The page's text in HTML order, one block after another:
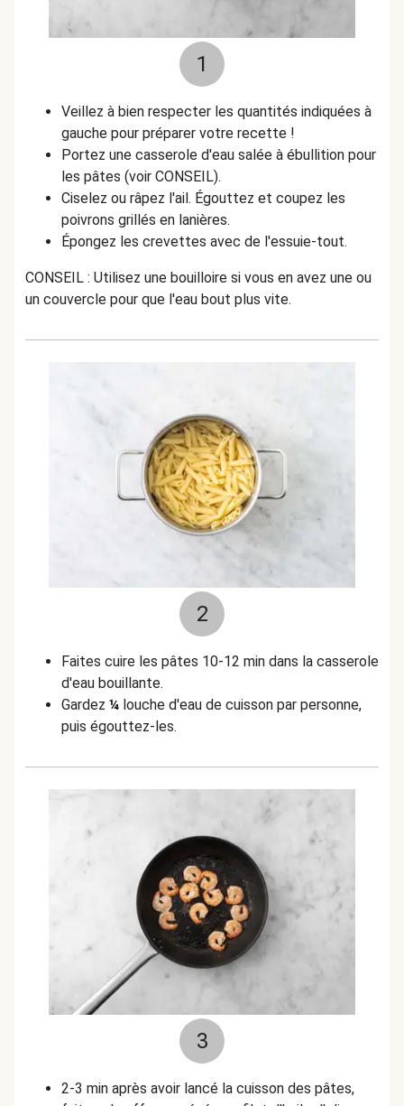
1
Veillez à bien respecter les quantités indiquées à
gauche pour préparer votre recette !
Portez une casserole d'eau salée à ébullition pour
les pâtes (voir CONSEIL).
Ciselez ou râpez l'ail. Égouttez et coupez les
poivrons grillés en lanières.
Épongez les crevettes avec de l'essuie-tout.
CONSEIL : Utilisez une bouilloire si vous en avez une ou
un couvercle pour que l'eau bout plus vite.
2
Faites cuire les pâtes 10-12 min dans la casserole
d'eau bouillante.
Gardez ¼ louche d'eau de cuisson par personne,
puis égouttez-les.
3
2-3 min après avoir lancé la cuisson des pâtes,